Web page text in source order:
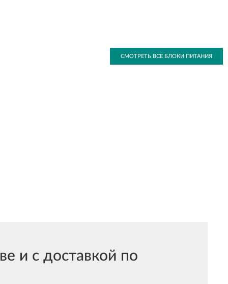
СМОТРЕТЬ ВСЕ БЛОКИ ПИТАНИЯ
и с доставкой по